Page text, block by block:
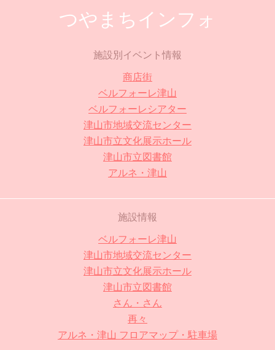
つやまちインフォ
施設別イベント情報
商店街
ベルフォーレ津山
ベルフォーレシアター
津山市地域交流センター
津山市立文化展示ホール
津山市立図書館
アルネ・津山
施設情報
ベルフォーレ津山
津山市地域交流センター
津山市立文化展示ホール
津山市立図書館
さん・さん
再々
アルネ・津山 フロアマップ・駐車場